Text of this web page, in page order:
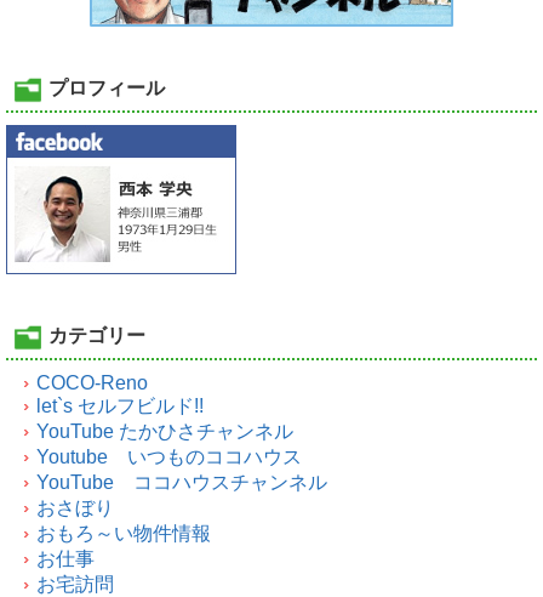
プロフィール
カテゴリー
COCO-Reno
let`s セルフビルド!!
YouTube たかひさチャンネル
Youtube いつものココハウス
YouTube ココハウスチャンネル
おさぼり
おもろ～い物件情報
お仕事
お宅訪問